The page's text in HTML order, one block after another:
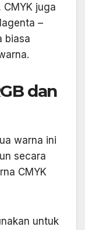
juga
–
biasa
dan
warna ini
secara
CMYK
untuk